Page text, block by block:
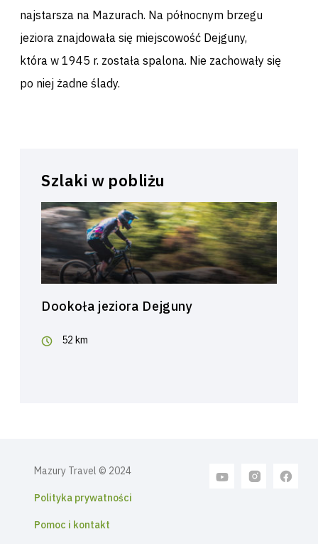
najstarsza na Mazurach. Na północnym brzegu
jeziora znajdowała się miejscowość Dejguny,
która w 1945 r. została spalona. Nie zachowały się
po niej żadne ślady.
Szlaki w pobliżu
Dookoła jeziora Dejguny
52 km
Mazury Travel © 2024
Polityka prywatności
Pomoc i kontakt